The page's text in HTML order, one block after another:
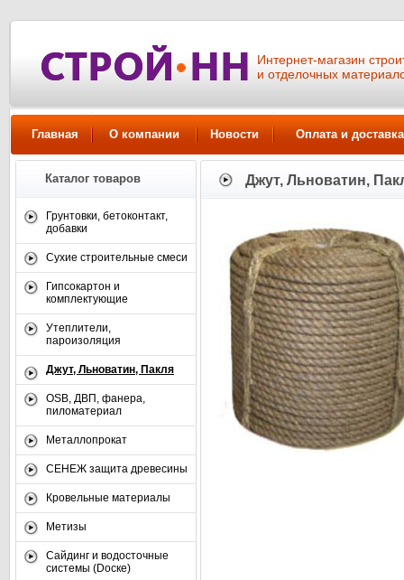
Интернет-магазин
и отделочных
Главная О компании Новости Оплата и доставка
Каталог товаров
Грунтовки, бетоконтакт,
добавки
Сухие строительные смеси
Гипсокартон и
комплектующие
Утеплители,
пароизоляция
Джут, Льноватин, Пакля
OSB, ДВП, фанера,
пиломатериал
Металлопрокат
СЕНЕЖ защита древесины
Кровельные материалы
Метизы
Сайдинг и водосточные
системы (Dоске)
Джут, Льноватин,